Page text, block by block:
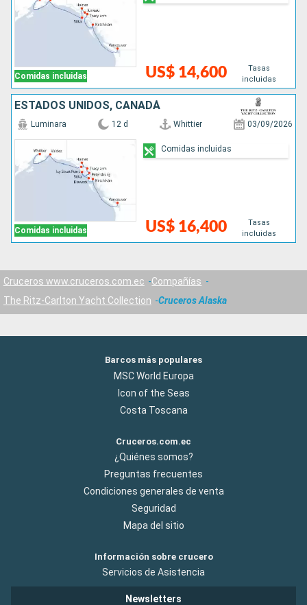
Comidas incluidas US$ 14,600
Tasas
incluidas
ESTADOS UNIDOS, CANADÁ
Comidas incluidas
Luminara 12 d Whittier 03/09/2026
US$ 16,400
Tasas
incluidas
Comidas incluidas
Cruceros www.cruceros.com.ec
Compañías
The Ritz-Carlton Yacht Collection
Cruceros Alaska
Barcos más populares
MSC World Europa
Icon of the Seas
Costa Toscana
Cruceros.com.ec
¿Quiénes somos?
Preguntas frecuentes
Condiciones generales de venta
Seguridad
Mapa del sitio
Información sobre crucero
Servicios de Asistencia
Newsletters